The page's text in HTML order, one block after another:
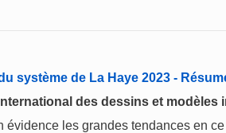
système de La Haye 2023 -
des dessins et modèles
évidence les grandes tendances en